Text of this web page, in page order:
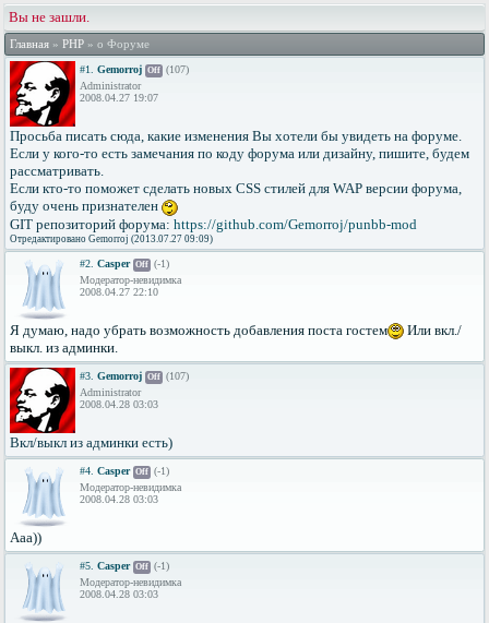
Вы не зашли.
Главная » PHP » о Форуме
#1. Gemorroj Off (107)
Administrator
2008.04.27 19:07
Просьба писать сюда, какие изменения Вы хотели бы увидеть на форуме.
Если у кого-то есть замечания по коду форума или дизайну, пишите, будем
рассматривать.
Если кто-то поможет сделать новых CSS стилей для WAP версии форума,
буду очень признателен
GIT репозиторий форума: https://github.com/Gemorroj/punbb-mod
Отредактировано Gemorroj (2013.07.27 09:09)
#2. Casper Off (-1)
Модератор-невидимка
2008.04.27 22:10
Я думаю, надо убрать возможность добавления поста гостем
Или вкл./
выкл. из админки.
#3. Gemorroj Off (107)
Administrator
2008.04.28 03:03
Вкл/выкл из админки есть)
#4. Casper Off (-1)
Модератор-невидимка
2008.04.28 03:03
Aaa))
#5. Casper Off (-1)
Модератор-невидимка
2008.04.28 03:03